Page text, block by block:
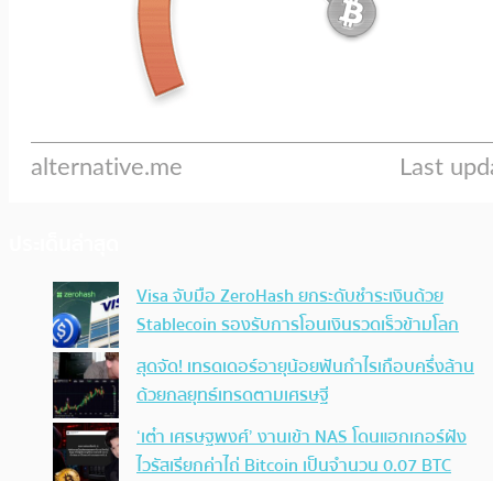
Visa จับมือ ZeroHash ยกระดับชำระเงินด้วย
Stablecoin รองรับการโอนเงินรวดเร็วข้ามโลก
สุดจัด! เทรดเดอร์อายุน้อยฟันกำไรเกือบครึ่งล้าน
ด้วยกลยุทธ์เทรดตามเศรษฐี
‘เต๋า เศรษฐพงศ์’ งานเข้า NAS โดนแฮกเกอร์ฝัง
ไวรัสเรียกค่าไถ่ Bitcoin เป็นจำนวน 0.07 BTC